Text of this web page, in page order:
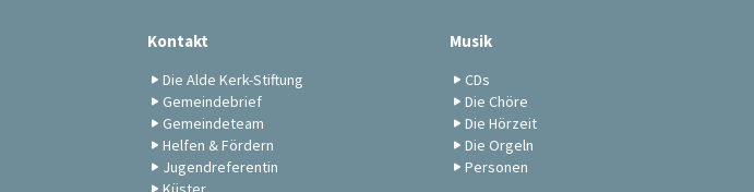
Kontakt
Die Alde Kerk-Stiftung
Gemeindebrief
Gemeindeteam
Helfen & Fördern
Jugendreferentin
Musik
CDs
Die Chöre
Die Hörzeit
Die Orgeln
Personen